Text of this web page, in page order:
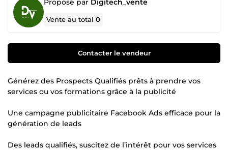
Proposé par Digitech_vente
Vente au total0
Contacter le vendeur
Générez des Prospects Qualifiés prêts à prendre vos
services ou vos formations grâce à la publicité
Une campagne publicitaire Facebook Ads efficace pour la
génération de leads
Des leads qualifiés, suscitez de l’intérêt pour vos services